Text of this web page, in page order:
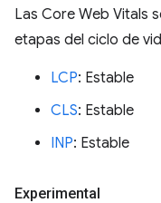
Las Core Web Vitals
etapas del ciclo de
LCP: Estable
CLS: Estable
INP: Estable
Experimental